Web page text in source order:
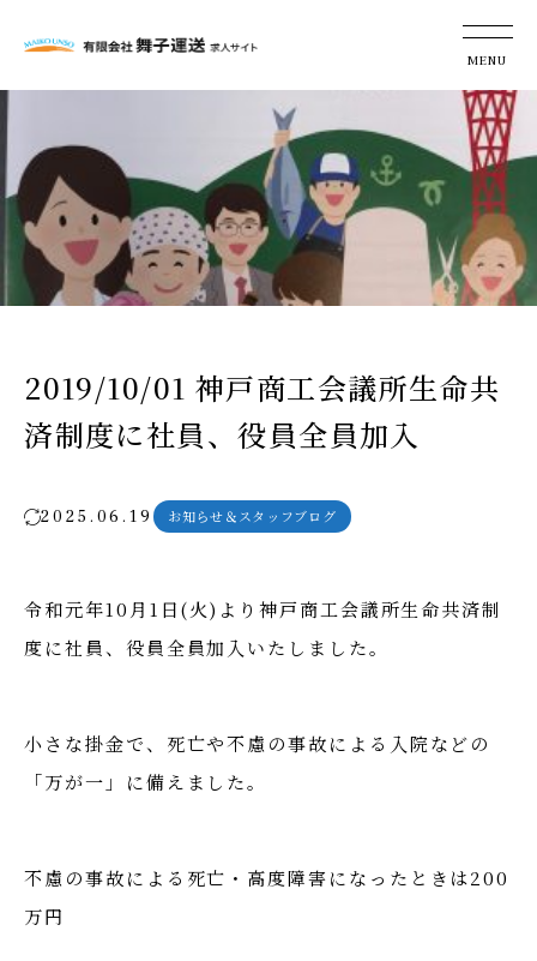
2019/10/01 神戸商工会議所生命共
済制度に社員、役員全員加入
2025.06.19 お知らせ＆スタッフブログ
令和元年10月1日(火)より神戸商工会議所生命共済制
度に社員、役員全員加入いたしました。
小さな掛金で、死亡や不慮の事故による入院などの
「万が一」に備えました。
不慮の事故による死亡・高度障害になったときは200
万円